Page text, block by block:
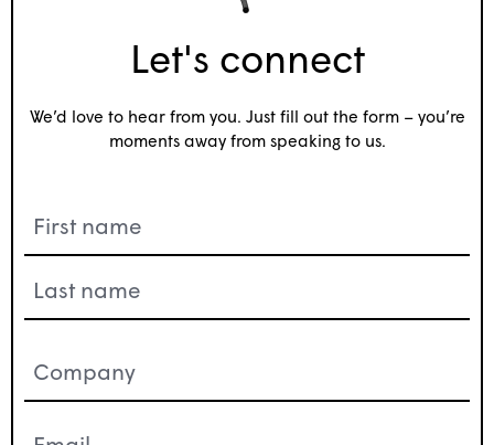
Let's connect
We’d love to hear from you. Just fill out the form – you’re
moments away from speaking to us.
(Nécessaire)